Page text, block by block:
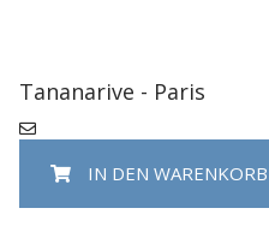
Tananarive - Paris
IN DEN WARENKORB